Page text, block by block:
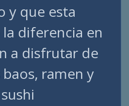
y que esta
diferencia en
a disfrutar de
ramen y
sushi